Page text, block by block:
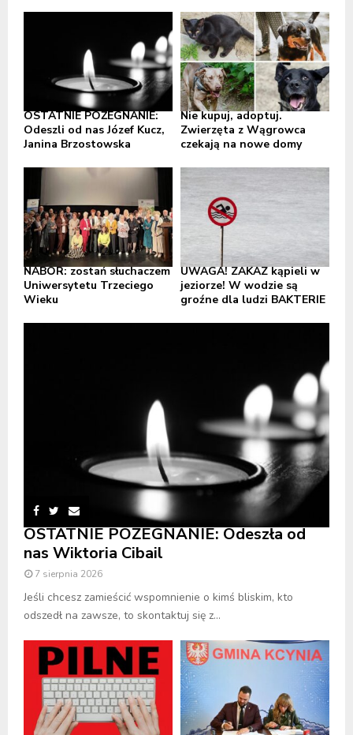
OSTATNIE POŻEGNANIE:
Odeszli od nas Józef Kucz,
Janina Brzostowska
Nie kupuj, adoptuj.
Zwierzęta z Wągrowca
czekają na nowe domy
NABÓR: zostań słuchaczem
Uniwersytetu Trzeciego
Wieku
UWAGA! ZAKAZ kąpieli w
jeziorze! W wodzie są
groźne dla ludzi BAKTERIE
OSTATNIE POŻEGNANIE: Odeszła od
nas Wiktoria Cibail
7 sierpnia 2026
Jeśli chcesz zamieścić wspomnienie o kimś bliskim, kto
odszedł na zawsze, to skontaktuj się z...